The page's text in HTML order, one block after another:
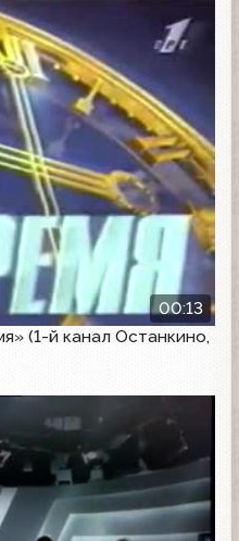
00:13
(1-й канал Останкино,